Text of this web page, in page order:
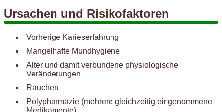
Ursachen und Risikofaktoren
Vorherige Karieserfahrung
Mangelhafte Mundhygiene
Alter und damit verbundene physiologische
Veränderungen
Rauchen
Polypharmazie (mehrere gleichzeitig eingenommene